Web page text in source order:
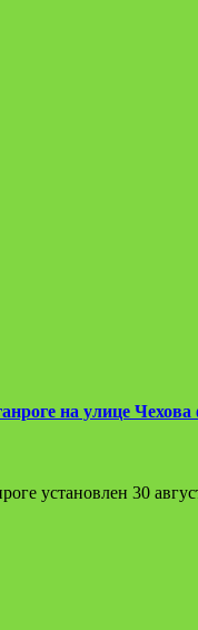
на улице Чехова
установлен 30